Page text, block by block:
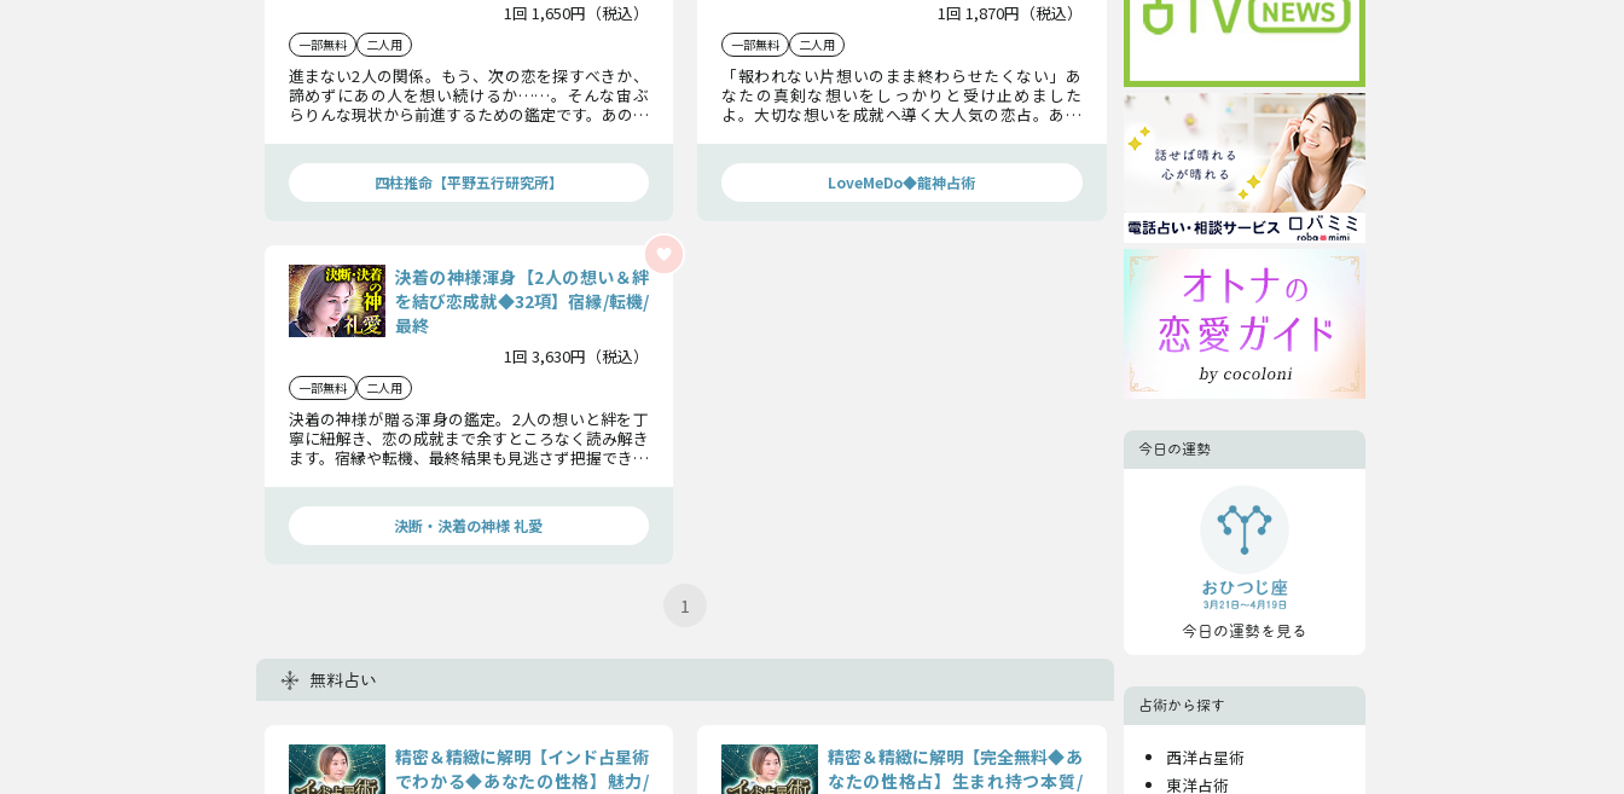
1回 1,650円（税込）
一部無料 二人用
進まない2人の関係。もう、次の恋を探すべきか、
諦めずにあの人を想い続けるか……。そんな宙ぶ
らりんな現状から前進するための鑑定です。あの人
四柱推命【平野五行研究所】
1回 1,870円（税込）
一部無料 二人用
「報われない片想いのまま終わらせたくない」あ
なたの真剣な想いをしっかりと受け止めました
よ。大切な想いを成就へ導く大人気の恋占。あの
LoveMeDo◆龍神占術
決着の神様渾身【2人の想い＆絆
を結び恋成就◆32項】宿縁/転機/
最終
1回 3,630円（税込）
一部無料 二人用
決着の神様が贈る渾身の鑑定。2人の想いと絆を丁
寧に紐解き、恋の成就まで余すところなく読み解き
ます。宿縁や転機、最終結果も見逃さず把握でき、
決断・決着の神様 礼愛
1
無料占い
精密＆精緻に解明【インド占星術
でわかる◆あなたの性格】魅力/
精密＆精緻に解明【完全無料◆あ
なたの性格占】生まれ持つ本質/
今日の運勢
今日の運勢を見る
占術から探す
西洋占星術
東洋占術